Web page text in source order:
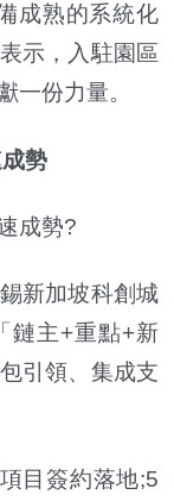
成熟的系統化
示，入駐園區
一份力量。
勢
成勢?
新加坡科創城
鏈主+重點+新
引領、集成支
目簽約落地;5